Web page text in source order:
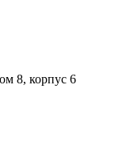
8, корпус 6